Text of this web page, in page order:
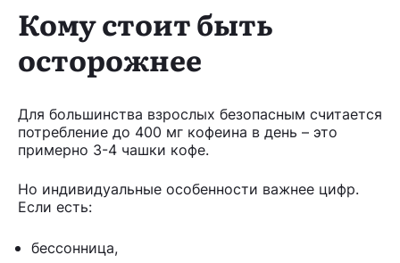
Кому стоит быть
осторожнее
Для большинства взрослых безопасным считается
потребление до 400 мг кофеина в день – это
примерно 3-4 чашки кофе.
Но индивидуальные особенности важнее цифр.
Если есть:
бессонница,